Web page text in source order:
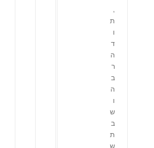
,
ת
ו
ד
ה
ר
ב
ה
ו
ש
ב
ת
ש